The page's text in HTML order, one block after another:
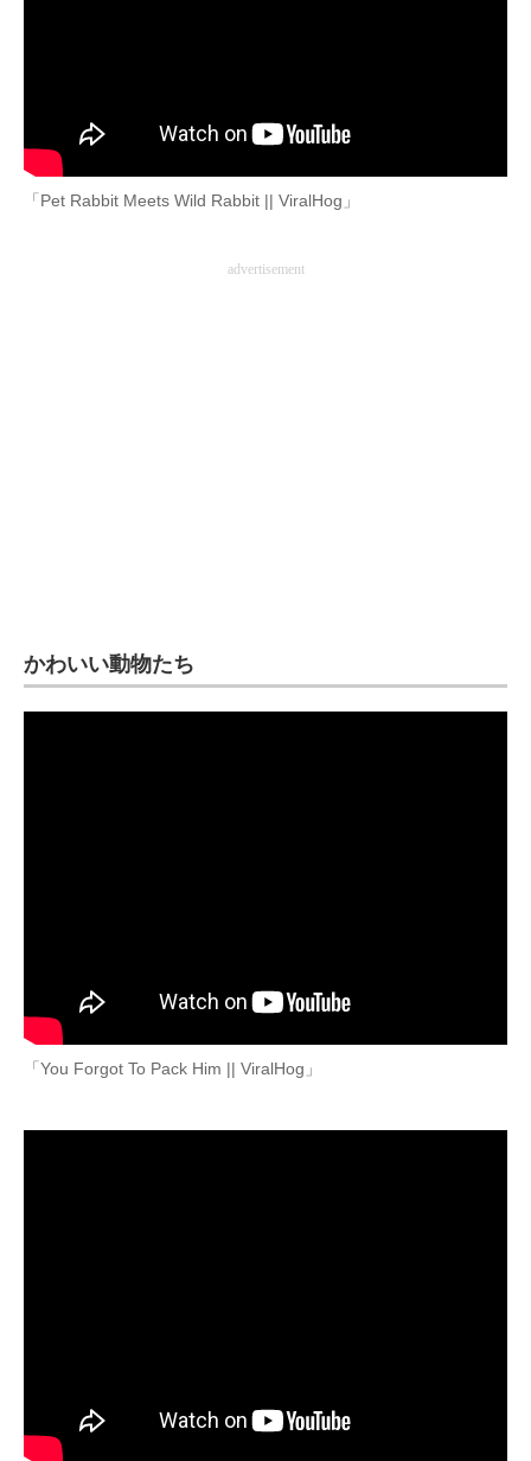
経営リーダーのコミュニティ
ITエンジニア向け専門サイト
建設×テクノロジーの最前線
「Pet Rabbit Meets Wild Rabbit || ViralHog」
advertisement
かわいい動物たち
「You Forgot To Pack Him || ViralHog」